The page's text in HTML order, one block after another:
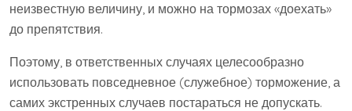
неизвестную величину, и можно на тормозах «доехать»
до препятствия.
Поэтому, в ответственных случаях целесообразно
использовать повседневное (служебное) торможение, а
самих экстренных случаев постараться не допускать.